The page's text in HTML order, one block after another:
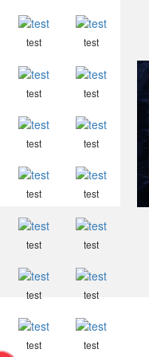
test test
test test
test test
test test
test test
test test
test test